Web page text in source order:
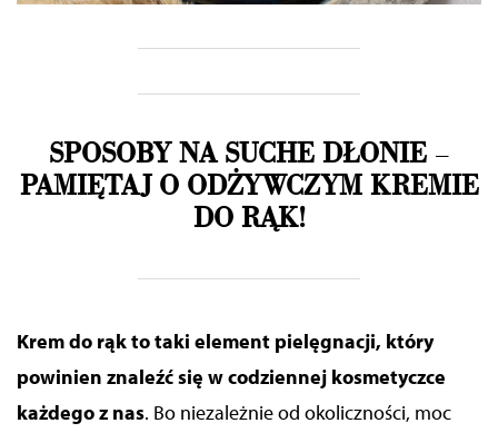
SPOSOBY NA SUCHE DŁONIE –
PAMIĘTAJ O ODŻYWCZYM KREMIE
DO RĄK!
Krem do rąk to taki element pielęgnacji, który
powinien znaleźć się w codziennej kosmetyczce
każdego z nas. Bo niezależnie od okoliczności, moc